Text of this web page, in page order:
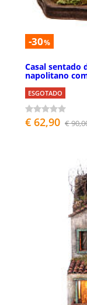
-30%
Casal sentado
napolitano
ESGOTADO
€ 62,90 €